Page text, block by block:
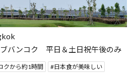
バンコク 平日＆土日祝午後のみ
クから約1時間
日本食が美味しい